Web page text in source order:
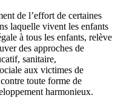
de l’effort de certaines
laquelle vivent les enfants
à tous les enfants, relève
des approches de
sanitaire,
aux victimes de
toute forme de
harmonieux.